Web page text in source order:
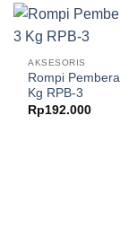
AKSESORIS
Rompi
Kg RPB-3
Rp192.000